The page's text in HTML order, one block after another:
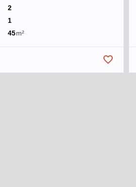
2
1
45m²